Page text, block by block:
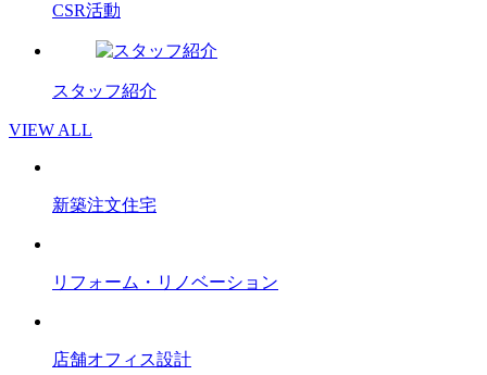
CSR活動
スタッフ紹介
VIEW ALL
新築注文住宅
リフォーム・リノベーション
店舗オフィス設計